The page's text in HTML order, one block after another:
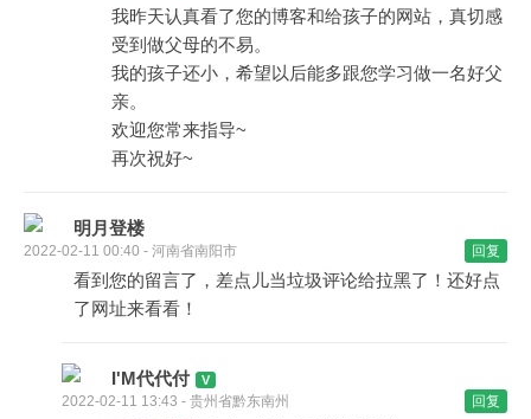
我昨天认真看了您的博客和给孩子的网站，真切感
受到做父母的不易。
我的孩子还小，希望以后能多跟您学习做一名好父
亲。
欢迎您常来指导~
再次祝好~
明月登楼
2022-02-11 00:40 - 河南省南阳市 回复
看到您的留言了，差点儿当垃圾评论给拉黑了！还好点
了网址来看看！
I'M代代付
2022-02-11 13:43 - 贵州省黔东南州 回复